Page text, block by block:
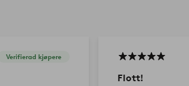
Verifierad kjøpere
Flott!